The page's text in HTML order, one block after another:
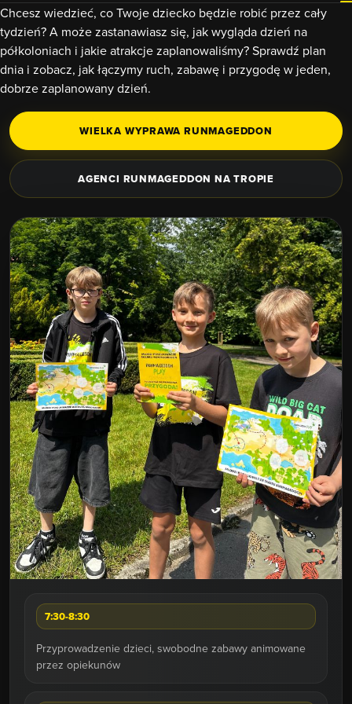
Chcesz wiedzieć, co Twoje dziecko będzie robić przez cały
tydzień? A może zastanawiasz się, jak wygląda dzień na
półkoloniach i jakie atrakcje zaplanowaliśmy? Sprawdź plan
dnia i zobacz, jak łączymy ruch, zabawę i przygodę w jeden,
dobrze zaplanowany dzień.
WIELKA WYPRAWA RUNMAGEDDON
AGENCI RUNMAGEDDON NA TROPIE
PONIEDZIAŁEK
7:30-8:30
Przyprowadzenie dzieci, swobodne zabawy animowane
przez opiekunów